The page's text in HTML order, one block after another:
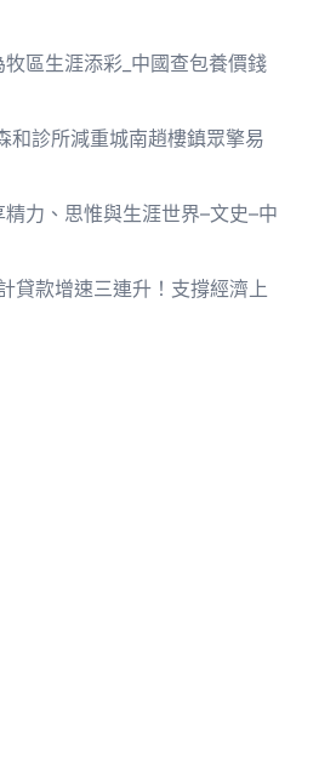
區生涯添彩_中國查包養價錢
和診所減重城南趙樓鎮眾擎易
力、思惟與生涯世界–文史–中
貸款增速三連升！支撐經濟上